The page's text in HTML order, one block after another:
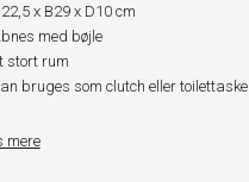
x B29 x D10 cm
med bøjle
stort rum
bruges som clutch eller toilettaske
mere